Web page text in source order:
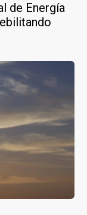
de Energía